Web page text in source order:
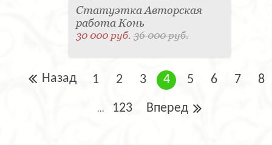
Статуэтка Авторская
работа Конь
30 000 руб.36 000 руб.
Назад 1 2 3 4 5 6 7 8
... 123 Вперед